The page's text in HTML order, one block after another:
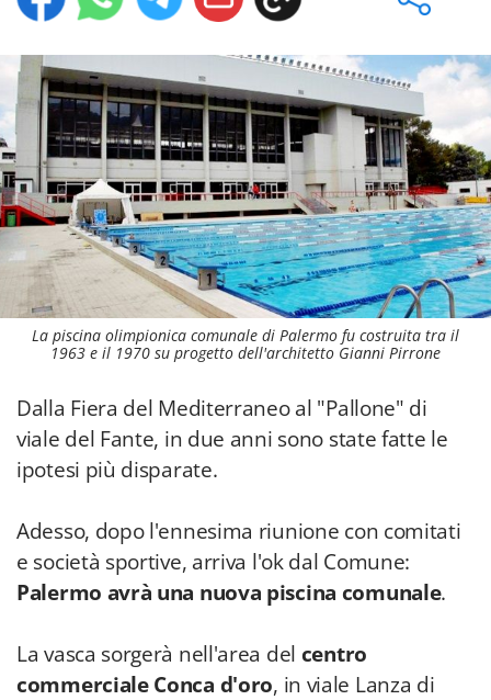
La piscina olimpionica comunale di Palermo fu costruita tra il
1963 e il 1970 su progetto dell'architetto Gianni Pirrone
Dalla Fiera del Mediterraneo al "Pallone" di
viale del Fante, in due anni sono state fatte le
ipotesi più disparate.
Adesso, dopo l'ennesima riunione con comitati
e società sportive, arriva l'ok dal Comune:
Palermo avrà una nuova piscina comunale.
La vasca sorgerà nell'area del centro
commerciale Conca d'oro, in viale Lanza di